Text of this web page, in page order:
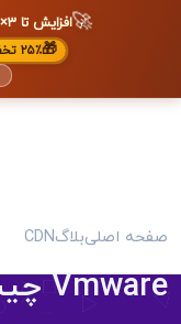
🚀افزایش تا ۳× سرعت وب‌سایت + دیده شدن در گوگل
🎁۲۵٪ تخفیف دائمی CDN
صفحه اصلیبلاگCDN
Vmware چیست؟